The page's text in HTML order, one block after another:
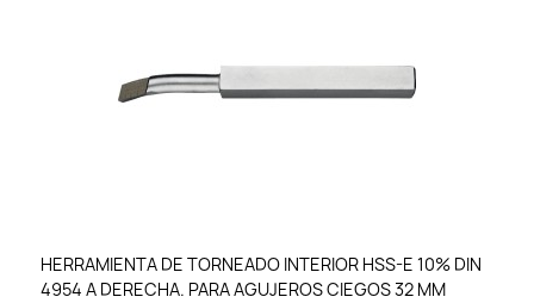
HERRAMIENTA DE TORNEADO INTERIOR HSS-E 10% DIN
4954 A DERECHA. PARA AGUJEROS CIEGOS 32 MM